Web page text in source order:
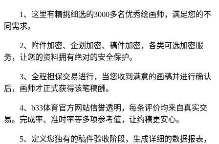
1、这里有精挑细选的3000多名优秀绘画师，满足您的不
同需求。
2、附件加密、企划加密、稿件加密，各类可选加密服
务，让您的资料拥有绝对的安全保护。
3、全程担保交易进行，当您收到满意的画稿并进行确认
后，画师才正式获得该笔稿酬。
4、b33体育官方网站信誉透明，每条评价均来自真实交
易。完成率、准时率等多项参考值，让约稿更安心。
5、定义您独有的稿件验收阶段，生成详细的数据报表，